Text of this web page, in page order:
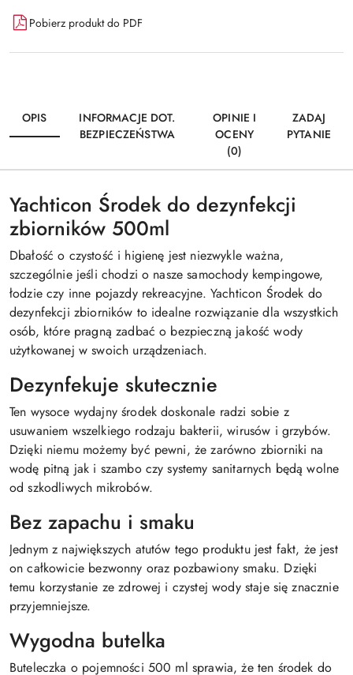
Pobierz produkt do PDF
OPIS
INFORMACJE DOT.
BEZPIECZEŃSTWA
OPINIE I
OCENY
(0)
ZADAJ
PYTANIE
Yachticon Środek do dezynfekcji
zbiorników 500ml
Dbałość o czystość i higienę jest niezwykle ważna,
szczególnie jeśli chodzi o nasze samochody kempingowe,
łodzie czy inne pojazdy rekreacyjne. Yachticon Środek do
dezynfekcji zbiorników to idealne rozwiązanie dla wszystkich
osób, które pragną zadbać o bezpieczną jakość wody
użytkowanej w swoich urządzeniach.
Dezynfekuje skutecznie
Ten wysoce wydajny środek doskonale radzi sobie z
usuwaniem wszelkiego rodzaju bakterii, wirusów i grzybów.
Dzięki niemu możemy być pewni, że zarówno zbiorniki na
wodę pitną jak i szambo czy systemy sanitarnych będą wolne
od szkodliwych mikrobów.
Bez zapachu i smaku
Jednym z największych atutów tego produktu jest fakt, że jest
on całkowicie bezwonny oraz pozbawiony smaku. Dzięki
temu korzystanie ze zdrowej i czystej wody staje się znacznie
przyjemniejsze.
Wygodna butelka
Buteleczka o pojemności 500 ml sprawia, że ten środek do